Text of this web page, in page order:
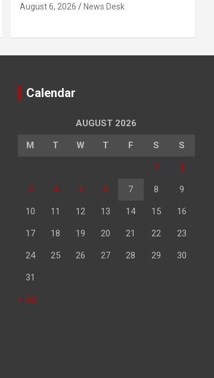
August 6, 2026 News Desk
Calendar
AUGUST 2026
M T W T F S S
1 2
3 4 5 6 7 8 9
10 11 12 13 14 15 16
17 18 19 20 21 22 23
24 25 26 27 28 29 30
31
« Jul